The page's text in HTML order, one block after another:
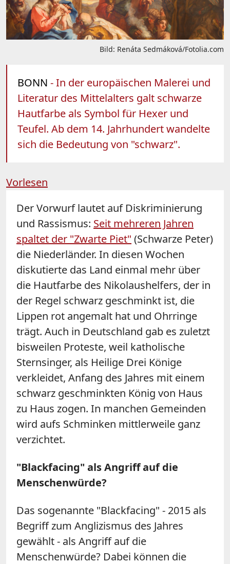
Bild: Renáta Sedmáková/Fotolia.com
BONN - In der europäischen Malerei und
Literatur des Mittelalters galt schwarze
Hautfarbe als Symbol für Hexer und
Teufel. Ab dem 14. Jahrhundert wandelte
sich die Bedeutung von "schwarz".
Vorlesen
Der Vorwurf lautet auf Diskriminierung
und Rassismus: Seit mehreren Jahren
spaltet der "Zwarte Piet" (Schwarze Peter)
die Niederländer. In diesen Wochen
diskutierte das Land einmal mehr über
die Hautfarbe des Nikolaushelfers, der in
der Regel schwarz geschminkt ist, die
Lippen rot angemalt hat und Ohrringe
trägt. Auch in Deutschland gab es zuletzt
bisweilen Proteste, weil katholische
Sternsinger, als Heilige Drei Könige
verkleidet, Anfang des Jahres mit einem
schwarz geschminkten König von Haus
zu Haus zogen. In manchen Gemeinden
wird aufs Schminken mittlerweile ganz
verzichtet.
"Blackfacing" als Angriff auf die
Menschenwürde?
Das sogenannte "Blackfacing" - 2015 als
Begriff zum Anglizismus des Jahres
gewählt - als Angriff auf die
Menschenwürde? Dabei können die